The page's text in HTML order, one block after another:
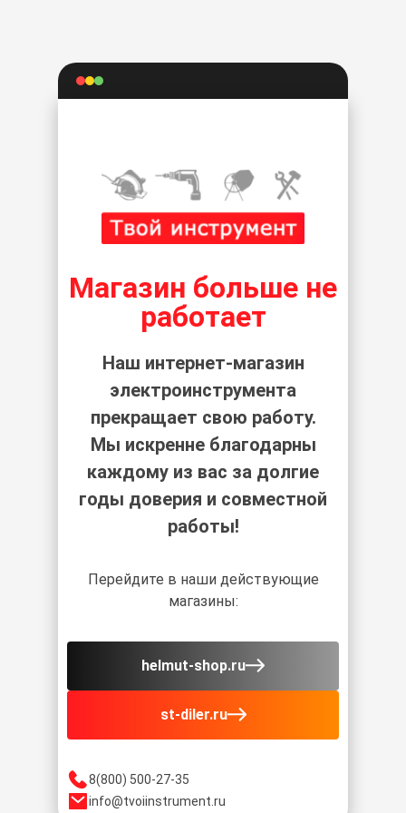
8(800) 500-27-35
info@tvoiinstrument.ru
Магазин больше не
работает
Наш интернет-магазин
электроинструмента
прекращает свою работу.
Мы искренне благодарны
каждому из вас за долгие
годы доверия и совместной
работы!
Перейдите в наши действующие
магазины:
helmut-shop.ru
st-diler.ru